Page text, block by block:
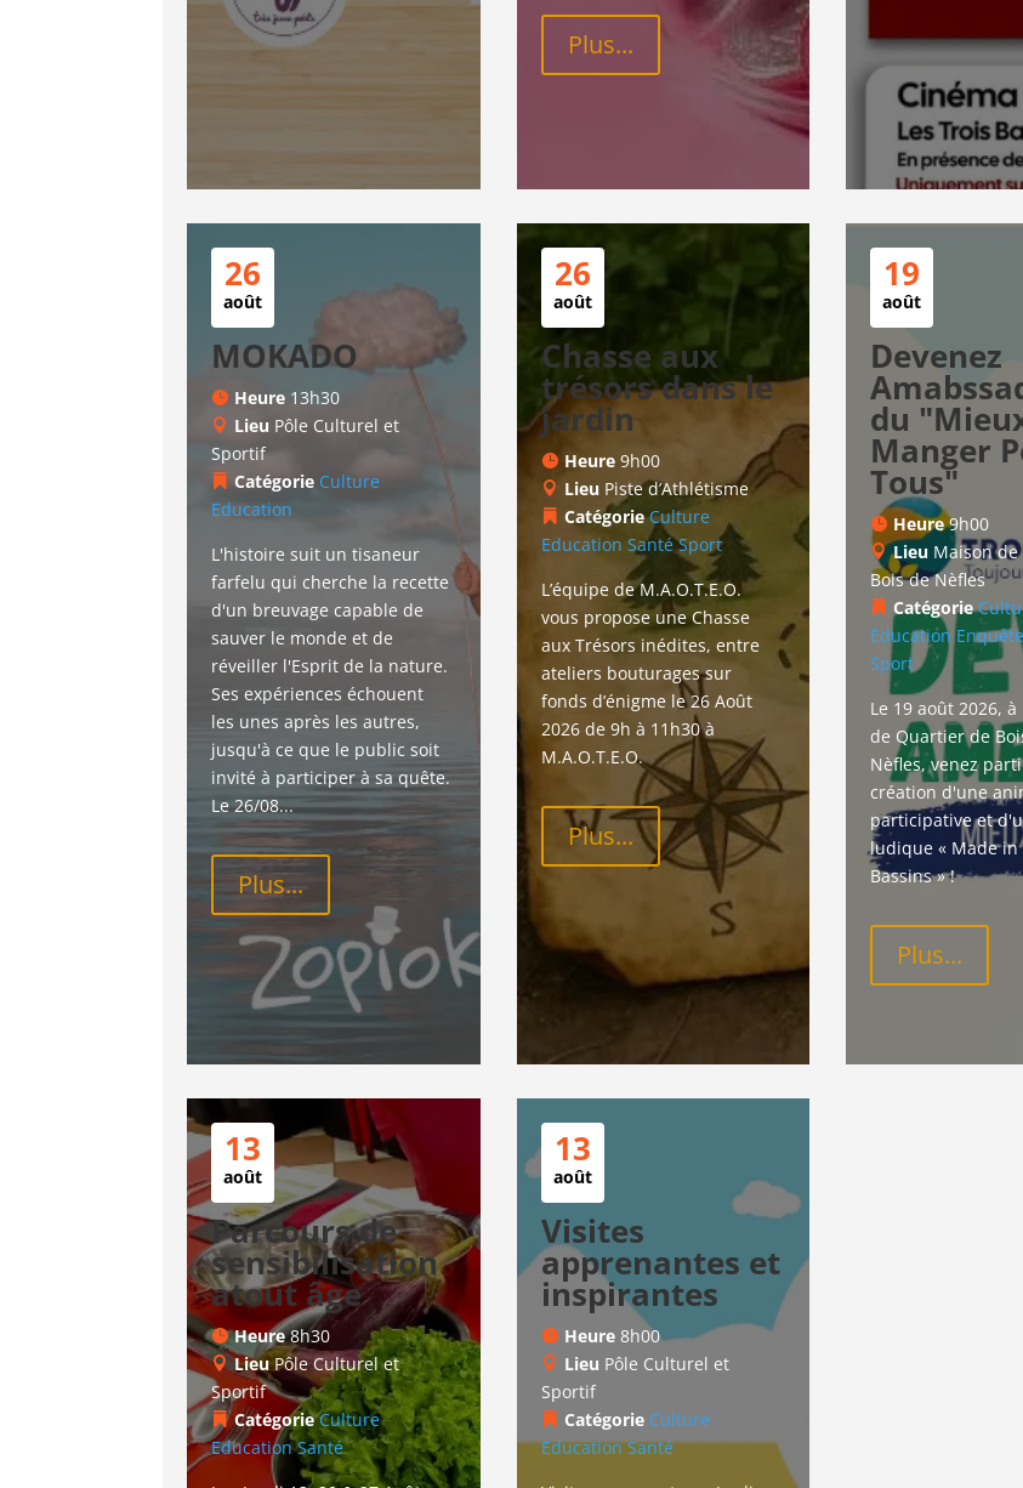
Plus...
26
août
MOKADO
Heure 13h30
Lieu Pôle Culturel et
Sportif
Catégorie Culture
Education
L'histoire suit un tisaneur
farfelu qui cherche la recette
d'un breuvage capable de
sauver le monde et de
réveiller l'Esprit de la nature.
Ses expériences échouent
les unes après les autres,
jusqu'à ce que le public soit
invité à participer à sa quête.
Le 26/08...
Plus...
26
août
Chasse aux
trésors dans le
jardin
Heure 9h00
Lieu Piste d’Athlétisme
CatégorieCulture
Education Santé Sport
L’équipe de M.A.O.T.E.O.
vous propose une Chasse
aux Trésors inédites, entre
ateliers bouturages sur
fonds d’énigme le 26 Août
2026 de 9h à 11h30 à
M.A.O.T.E.O.
Plus...
19
août
Devenez
du
Manger
Tous"
Heure9h00
Lieu Maison
Bois de Nèfles
Catégorie
Education Enquête
Sport
Le 19 août 2026,
de Quartier de
Nèfles, venez
création d'une
participative et
ludique « Made in
Bassins » !
Plus...
13
août
Parcours de
sensibilisation
atout âge
Heure8h30
LieuPôle Culturel et
Sportif
CatégorieCulture
Education Santé
13
août
Visites
apprenantes et
inspirantes
Heure 8h00
Lieu Pôle Culturel et
Sportif
Catégorie Culture
Education Santé